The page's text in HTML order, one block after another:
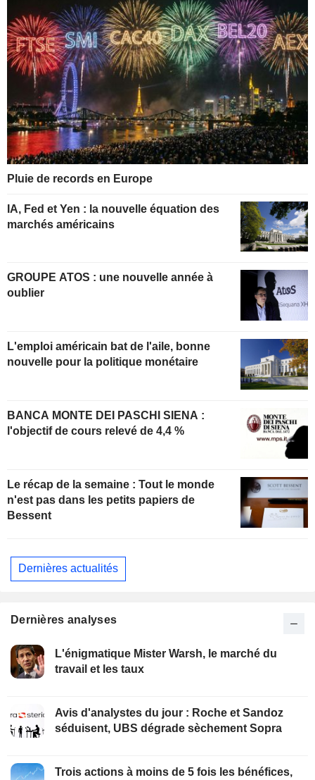
Pluie de records en Europe
IA, Fed et Yen : la nouvelle équation des
marchés américains
GROUPE ATOS : une nouvelle année à
oublier
L'emploi américain bat de l'aile, bonne
nouvelle pour la politique monétaire
BANCA MONTE DEI PASCHI SIENA :
l'objectif de cours relevé de 4,4 %
Le récap de la semaine : Tout le monde
n'est pas dans les petits papiers de
Bessent
Dernières actualités
Dernières analyses
L'énigmatique Mister Warsh, le marché du
travail et les taux
Avis d'analystes du jour : Roche et Sandoz
séduisent, UBS dégrade sèchement Sopra
Trois actions à moins de 5 fois les bénéfices,